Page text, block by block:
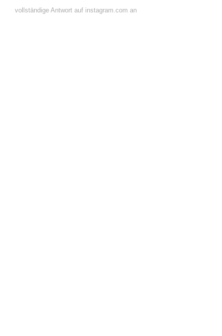
vollständige Antwort auf instagram.com an